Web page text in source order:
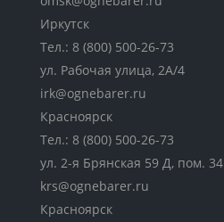
Иркутск
Тел.: 8 (800) 500-26-73
ул. Рабочая улица, 2А/4
irk@ognebarer.ru
Красноярск
Тел.: 8 (800) 500-26-73
ул. 2-я Брянская 59 Д, пом. 34
krs@ognebarer.ru
Красноярск